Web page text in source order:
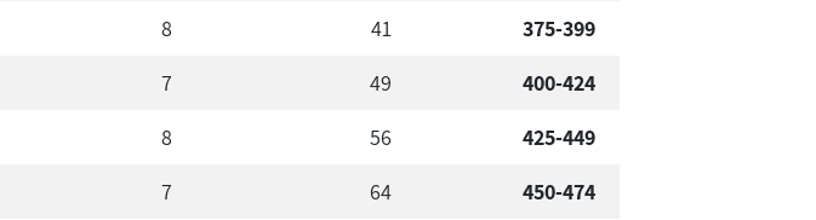
375-399
41
8
400-424
49
7
425-449
56
8
450-474
64
7